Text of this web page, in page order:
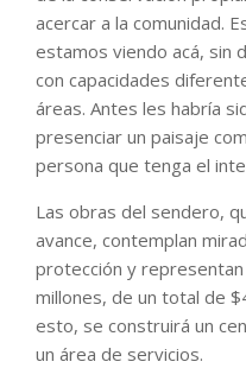
acercar a la comunidad.
estamos viendo acá, sin
con capacidades
áreas. Antes les habría
presenciar un paisaje
persona que tenga el
Las obras del sendero,
avance, contemplan
protección y
millones, de un total de
esto, se construirá un
un área de servicios.